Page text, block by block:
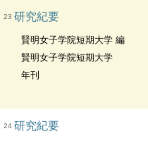
23 研究紀要
賢明女子学院短期大学 編
賢明女子学院短期大学
年刊
24 研究紀要